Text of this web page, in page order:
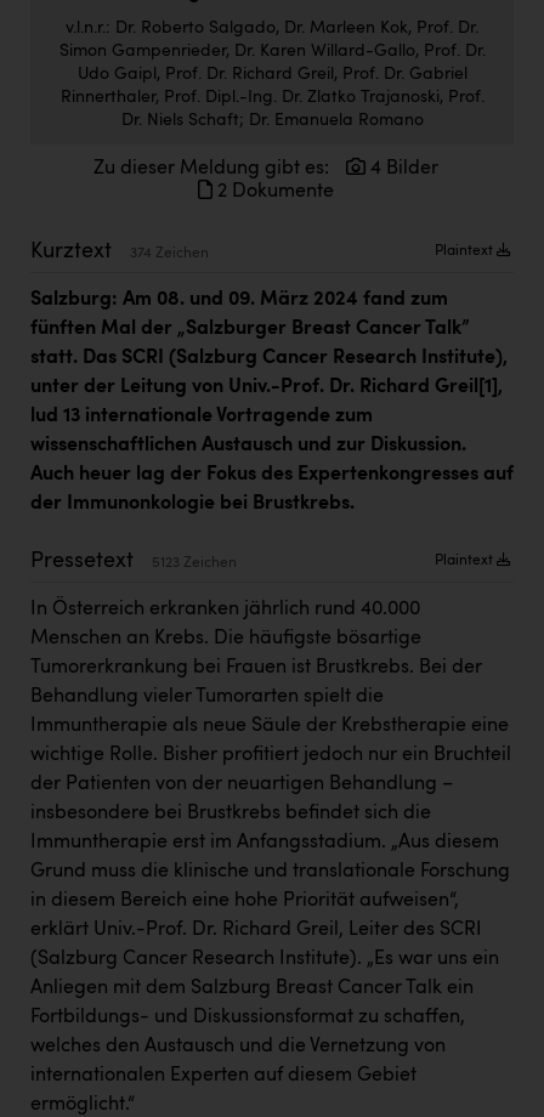
Doppler Gruppe
ERLUS AG
Firmenradl
HIG Infomotion Group
IFE Austria GmbH
Immotech
INTERSPAR
INTERSPORT Austria
Jesolo
Jane Goodall Institute Austria
Kärcher
Karin Liedl
KEBA
KIWI Kinderwunsch Institut Dr. Loimer
Kleider Bauer
Kremsmüller Anlagenbau GmbH
Maximarkt
Oldtimer Raststationen und Motorhotels
Österreichischer Kachelofenverband
Orlen
Passage Linz
PEZ
v.l.n.r.: Dr. Roberto Salgado, Dr. Marleen Kok, Prof. Dr.
Simon Gampenrieder, Dr. Karen Willard-Gallo, Prof. Dr.
Udo Gaipl, Prof. Dr. Richard Greil, Prof. Dr. Gabriel
Rinnerthaler, Prof. Dipl.-Ing. Dr. Zlatko Trajanoski, Prof.
Dr. Niels Schaft; Dr. Emanuela Romano
Zu dieser Meldung gibt es:
4 Bilder
2 Dokumente
Kurztext 374 Zeichen Plaintext
Salzburg: Am 08. und 09. März 2024 fand zum
fünften Mal der „Salzburger Breast Cancer Talk”
statt. Das SCRI (Salzburg Cancer Research Institute),
unter der Leitung von Univ.-Prof. Dr. Richard Greil [1] ,
lud 13 internationale Vortragende zum
wissenschaftlichen Austausch und zur Diskussion.
Auch heuer lag der Fokus des Expertenkongresses auf
der Immunonkologie bei Brustkrebs.
Pressetext 5123 Zeichen Plaintext
In Österreich erkranken jährlich rund 40.000
Menschen an Krebs. Die häufigste bösartige
Tumorerkrankung bei Frauen ist Brustkrebs. Bei der
Behandlung vieler Tumorarten spielt die
Immuntherapie als neue Säule der Krebstherapie eine
wichtige Rolle. Bisher profitiert jedoch nur ein Bruchteil
der Patienten von der neuartigen Behandlung –
insbesondere bei Brustkrebs befindet sich die
Immuntherapie erst im Anfangsstadium. „Aus diesem
Grund muss die klinische und translationale Forschung
in diesem Bereich eine hohe Priorität aufweisen“,
erklärt Univ.-Prof. Dr. Richard Greil, Leiter des SCRI
(Salzburg Cancer Research Institute). „Es war uns ein
Anliegen mit dem Salzburg Breast Cancer Talk ein
Fortbildungs- und Diskussionsformat zu schaffen,
welches den Austausch und die Vernetzung von
internationalen Experten auf diesem Gebiet
ermöglicht.“